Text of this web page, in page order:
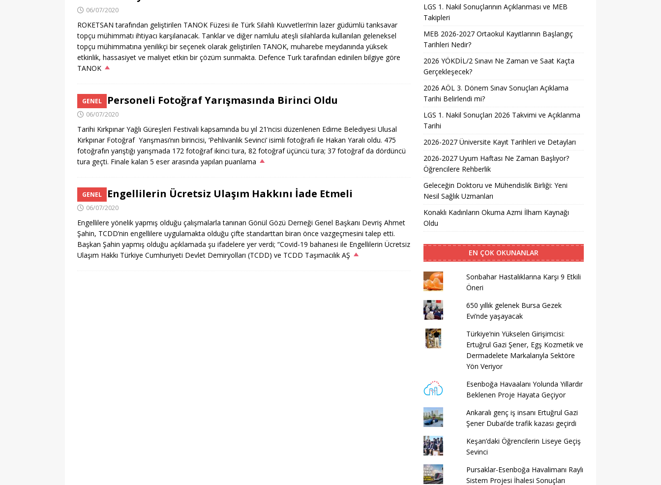
06/07/2020
ROKETSAN tarafından geliştirilen TANOK Füzesi ile Türk Silahlı Kuvvetleri’nin lazer güdümlü tanksavar
topçu mühimmatı ihtiyacı karşılanacak. Tanklar ve diğer namlulu ateşli silahlarda kullanılan geleneksel
topçu mühimmatına yenilikçi bir seçenek olarak geliştirilen TANOK, muharebe meydanında yüksek
etkinlik, hassasiyet ve maliyet etkin bir çözüm sunmakta. Defence Turk tarafından edinilen bilgiye göre
TANOK
GENEL
TCDD Personeli Fotoğraf Yarışmasında Birinci Oldu
06/07/2020
Tarihi Kırkpınar Yağlı Güreşleri Festivali kapsamında bu yıl 21’ncisi düzenlenen Edirne Belediyesi Ulusal
Kırkpınar Fotoğraf Yarışması’nın birincisi, ‘Pehlivanlık Sevinci’ isimli fotoğrafı ile Hakan Yaralı oldu. 475
fotoğrafın yarıştığı yarışmada 172 fotoğraf ikinci tura, 82 fotoğraf üçüncü tura; 37 fotoğraf da dördüncü
tura geçti. Finale kalan 5 eser arasında yapılan puanlama
GENEL
TCDD Engellilerin Ücretsiz Ulaşım Hakkını İade Etmeli
06/07/2020
Engellilere yönelik yapmış olduğu çalışmalarla tanınan Gönül Gözü Derneği Genel Başkanı Devriş Ahmet
Şahin, TCDD’nin engellilere uygulamakta olduğu çifte standarttan biran önce vazgeçmesini talep etti.
Başkan Şahin yapmış olduğu açıklamada şu ifadelere yer verdi; “Covid-19 bahanesi ile Engellilerin Ücretsiz
Ulaşım Hakkı Türkiye Cumhuriyeti Devlet Demiryolları (TCDD) ve TCDD Taşımacılık AŞ
LGS 1. Nakil Sonuçlarının Açıklanması ve MEB
Takipleri
MEB 2026-2027 Ortaokul Kayıtlarının Başlangıç
Tarihleri Nedir?
2026 YÖKDİL/2 Sınavı Ne Zaman ve Saat Kaçta
Gerçekleşecek?
2026 AÖL 3. Dönem Sınav Sonuçları Açıklama
Tarihi Belirlendi mi?
LGS 1. Nakil Sonuçları 2026 Takvimi ve Açıklanma
Tarihi
2026-2027 Üniversite Kayıt Tarihleri ve Detayları
2026-2027 Uyum Haftası Ne Zaman Başlıyor?
Öğrencilere Rehberlik
Geleceğin Doktoru ve Mühendislik Birliği: Yeni
Nesil Sağlık Uzmanları
Konaklı Kadınların Okuma Azmi İlham Kaynağı
Oldu
EN ÇOK OKUNANLAR
Sonbahar Hastalıklarına Karşı 9 Etkili
Öneri
650 yıllık gelenek Bursa Gezek
Evi’nde yaşayacak
Türkiye’nin Yükselen Girişimcisi:
Ertuğrul Gazi Şener, Egş Kozmetik ve
Dermadelete Markalarıyla Sektöre
Yön Veriyor
Esenboğa Havaalanı Yolunda Yıllardır
Beklenen Proje Hayata Geçiyor
Ankaralı genç iş insanı Ertuğrul Gazi
Şener Dubai’de trafik kazası geçirdi
Keşan’daki Öğrencilerin Liseye Geçiş
Sevinci
Pursaklar-Esenboğa Havalimanı Raylı
Sistem Projesi İhalesi Sonuçları